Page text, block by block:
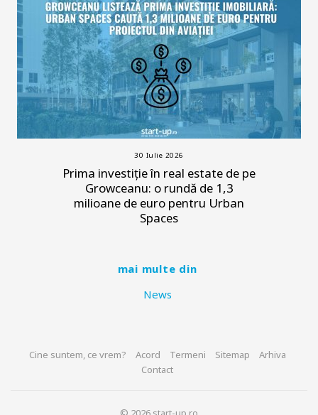
30 Iulie 2026
Prima investiție în real estate de pe
Growceanu: o rundă de 1,3
milioane de euro pentru Urban
Spaces
mai multe din
News
Cine suntem, ce vrem? Acord Termeni Sitemap
Arhiva
Contact